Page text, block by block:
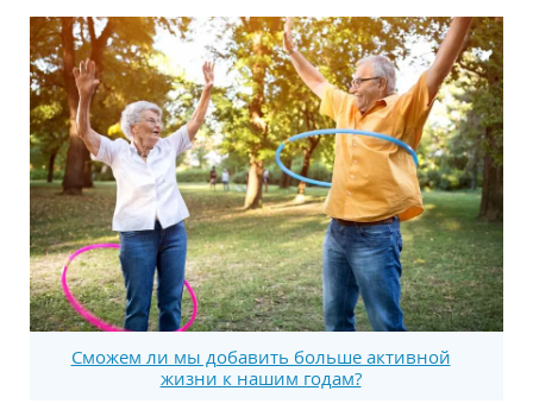
Сможем ли мы добавить больше активной
жизни к нашим годам?